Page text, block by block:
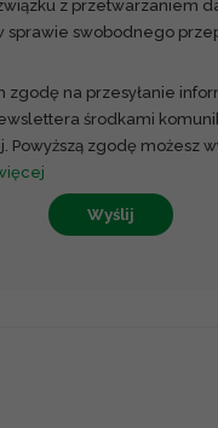
z przetwarzaniem
sprawie swobodnego
zgodę na przesyłanie
środkami
Powyższą zgodę możesz
Wyślij